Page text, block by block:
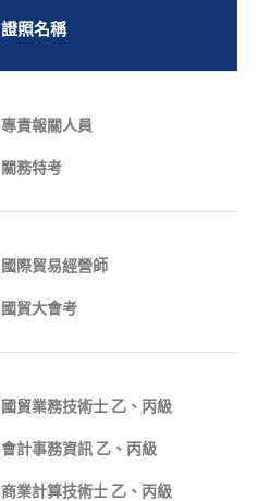
證照名稱
專責報關人員
關務特考
國際貿易經營師
國貿大會考
國貿業務技術士 乙、丙級
會計事務資訊 乙、丙級
商業計算技術士 乙、丙級